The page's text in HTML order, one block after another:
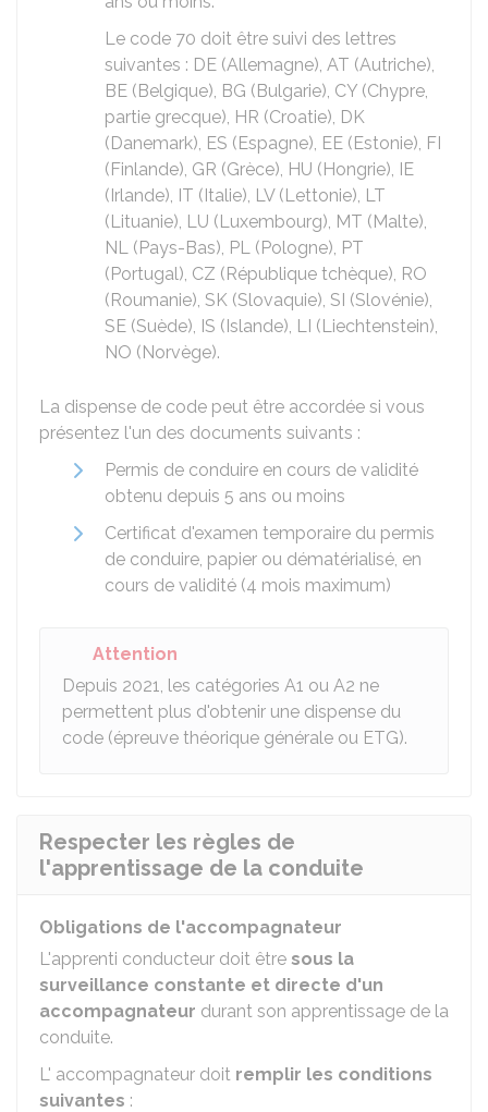
Le code 70 doit être suivi des lettres
suivantes : DE (Allemagne), AT (Autriche),
BE (Belgique), BG (Bulgarie), CY (Chypre,
partie grecque), HR (Croatie), DK
(Danemark), ES (Espagne), EE (Estonie), FI
(Finlande), GR (Grèce), HU (Hongrie), IE
(Irlande), IT (Italie), LV (Lettonie), LT
(Lituanie), LU (Luxembourg), MT (Malte),
NL (Pays-Bas), PL (Pologne), PT
(Portugal), CZ (République tchèque), RO
(Roumanie), SK (Slovaquie), SI (Slovénie),
SE (Suède), IS (Islande), LI (Liechtenstein),
NO (Norvège).
La dispense de code peut être accordée si vous
présentez l'un des documents suivants :
Permis de conduire en cours de validité
obtenu depuis 5 ans ou moins
Certificat d'examen temporaire du permis
de conduire, papier ou dématérialisé, en
cours de validité (4 mois maximum)
Attention
Depuis 2021, les catégories A1 ou A2 ne
permettent plus d'obtenir une dispense du
code (épreuve théorique générale ou ETG).
Respecter les règles de
l'apprentissage de la conduite
Obligations de l'accompagnateur
L'apprenti conducteur doit être sous la
surveillance constante et directe d'un
accompagnateur durant son apprentissage de la
conduite.
L' accompagnateur doit remplir les conditions
suivantes :